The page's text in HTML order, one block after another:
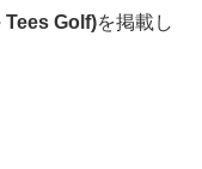
Tees Golf)を掲載し